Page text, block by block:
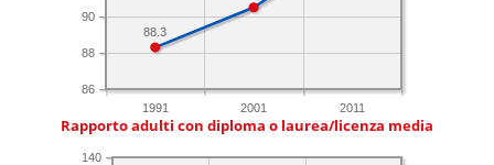
1991 2001 2011
86
88
90
88.3
Rapporto adulti con diploma o laurea/licenza media
140